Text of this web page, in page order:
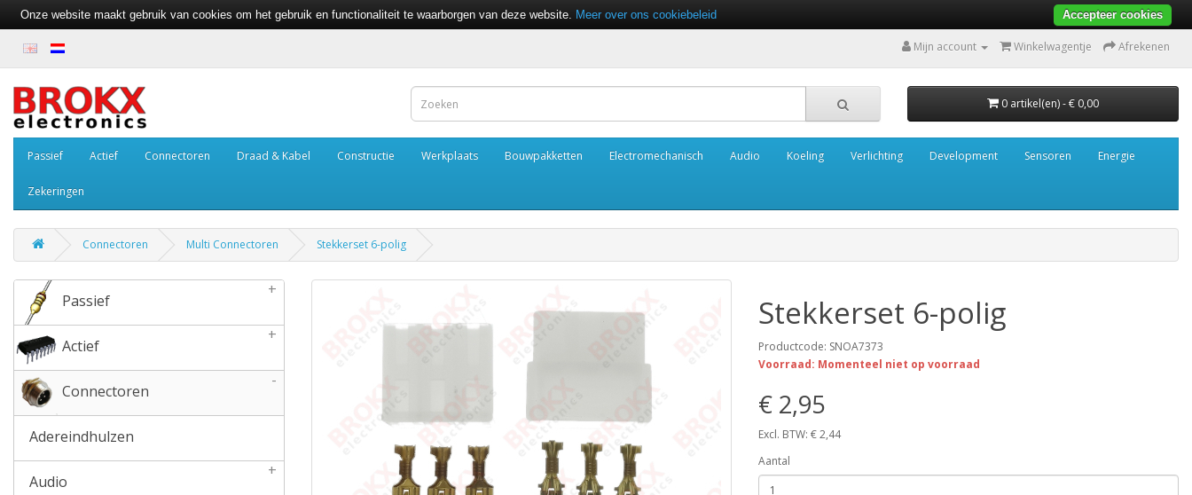
Mijn account Winkelwagentje Afrekenen
0 artikel(en) - € 0,00
Passief Actief Connectoren Draad & Kabel Constructie Werkplaats Bouwpakketten Electromechanisch Audio Koeling Verlichting Development Sensoren Energie
Zekeringen
Connectoren Multi Connectoren Stekkerset 6-polig
Passief
+
Actief
+
Connectoren
-
Adereindhulzen
Audio
+
Stekkerset 6-polig
Productcode: SNOA7373
Voorraad: Momenteel niet op voorraad
€ 2,95
Excl. BTW: € 2,44
Aantal
Onze website maakt gebruik van cookies om het gebruik en functionaliteit te waarborgen van deze website. Meer over ons cookiebeleid Accepteer cookies